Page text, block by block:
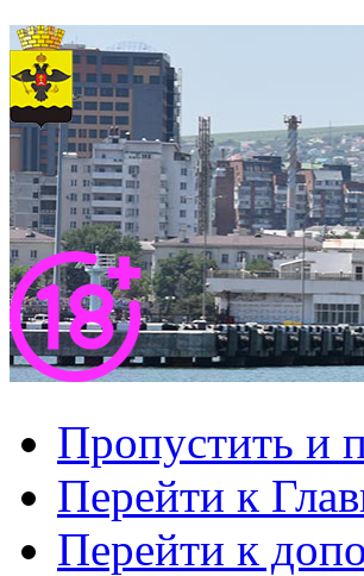
Пропустить и
Перейти к
Перейти к